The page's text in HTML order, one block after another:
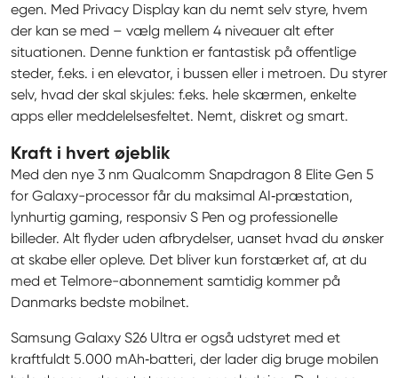
egen. Med Privacy Display kan du nemt selv styre, hvem
der kan se med – vælg mellem 4 niveauer alt efter
situationen. Denne funktion er fantastisk på offentlige
steder, f.eks. i en elevator, i bussen eller i metroen. Du styrer
selv, hvad der skal skjules: f.eks. hele skærmen, enkelte
apps eller meddelelsesfeltet. Nemt, diskret og smart.
Kraft i hvert øjeblik
Med den nye 3 nm Qualcomm Snapdragon 8 Elite Gen 5
for Galaxy-processor får du maksimal AI‑præstation,
lynhurtig gaming, responsiv S Pen og professionelle
billeder. Alt flyder uden afbrydelser, uanset hvad du ønsker
at skabe eller opleve. Det bliver kun forstærket af, at du
med et Telmore-abonnement samtidig kommer på
Danmarks bedste mobilnet.
Samsung Galaxy S26 Ultra er også udstyret med et
kraftfuldt 5.000 mAh‑batteri, der lader dig bruge mobilen